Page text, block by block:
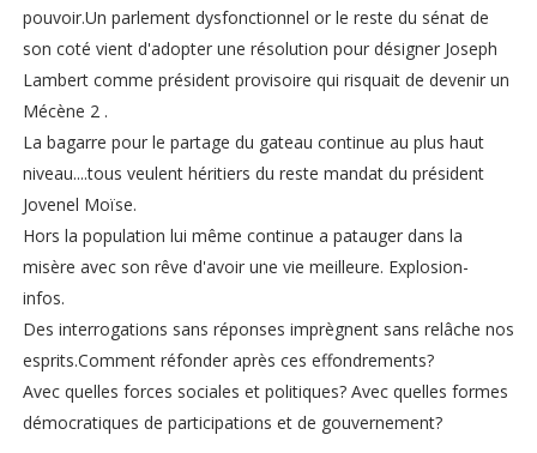
pouvoir.Un parlement dysfonctionnel or le reste du sénat de
son coté vient d'adopter une résolution pour désigner Joseph
Lambert comme président provisoire qui risquait de devenir un
Mécène 2 .
La bagarre pour le partage du gateau continue au plus haut
niveau....tous veulent héritiers du reste mandat du président
Jovenel Moïse.
Hors la population lui même continue a patauger dans la
misère avec son rêve d'avoir une vie meilleure. Explosion-
infos.
Des interrogations sans réponses imprègnent sans relâche nos
esprits.Comment réfonder après ces effondrements?
Avec quelles forces sociales et politiques? Avec quelles formes
démocratiques de participations et de gouvernement?